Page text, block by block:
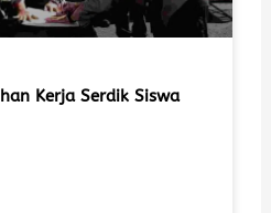
Kerja Serdik Siswa